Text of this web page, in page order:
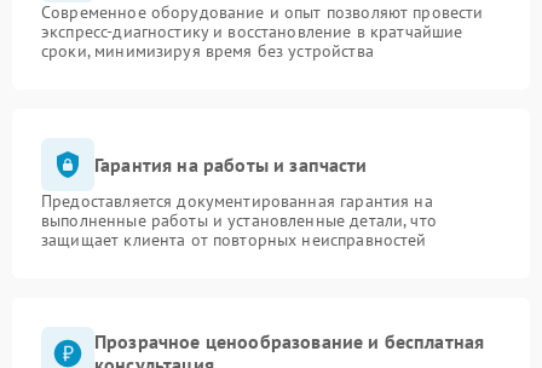
Современное оборудование и опыт позволяют провести
экспресс-диагностику и восстановление в кратчайшие
сроки, минимизируя время без устройства
Гарантия на работы и запчасти
Предоставляется документированная гарантия на
выполненные работы и установленные детали, что
защищает клиента от повторных неисправностей
Прозрачное ценообразование и бесплатная